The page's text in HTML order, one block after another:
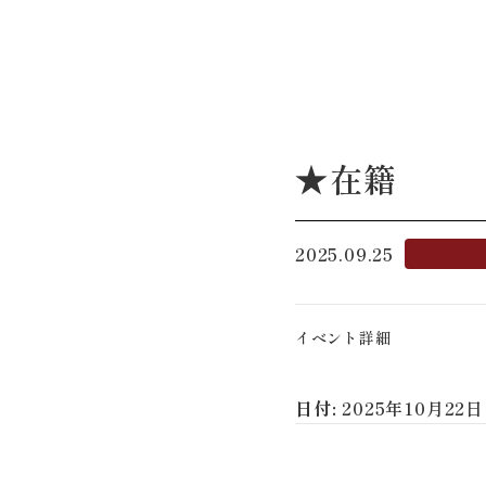
★在籍
2025.09.25
イベント詳細
日付: 2025年10月22日